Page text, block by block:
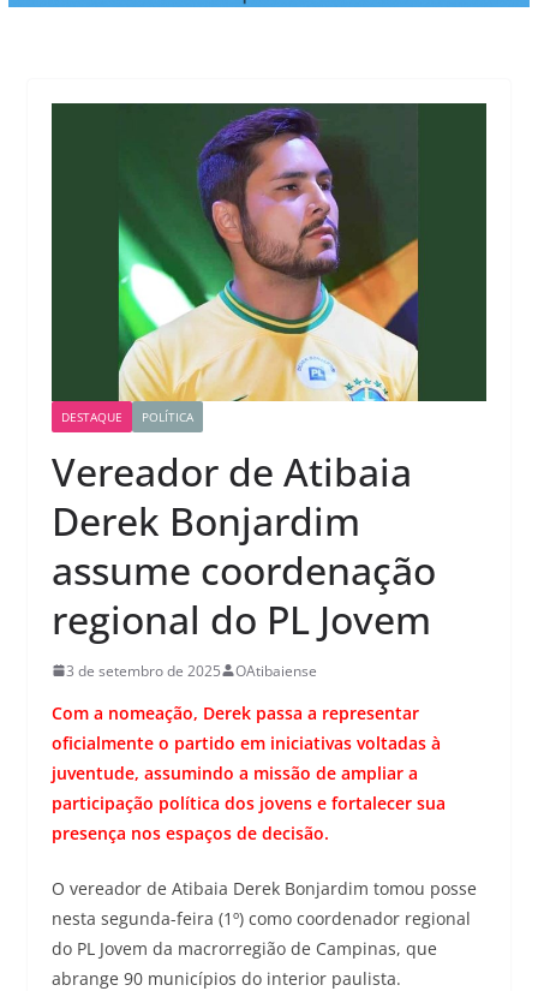
DESTAQUE POLÍTICA
Vereador de Atibaia
Derek Bonjardim
assume coordenação
regional do PL Jovem
3 de setembro de 2025 OAtibaiense
Com a nomeação, Derek passa a representar
oficialmente o partido em iniciativas voltadas à
juventude, assumindo a missão de ampliar a
participação política dos jovens e fortalecer sua
presença nos espaços de decisão.
O vereador de Atibaia Derek Bonjardim tomou posse
nesta segunda-feira (1º) como coordenador regional
do PL Jovem da macrorregião de Campinas, que
abrange 90 municípios do interior paulista.